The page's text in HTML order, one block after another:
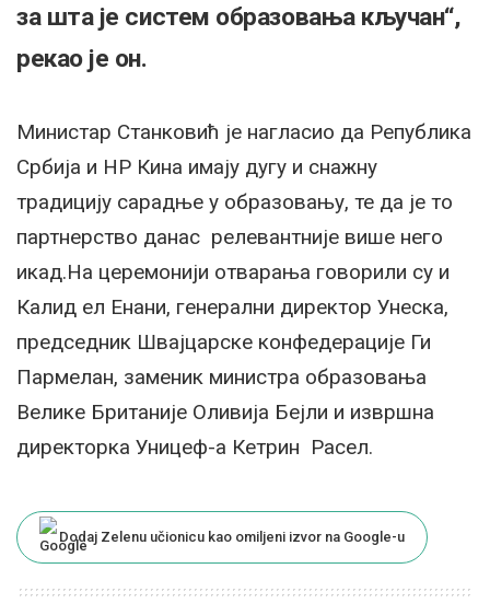
за шта је систем образовања кључан“,
рекао је он.
Министар Станковић је нагласио да Република
Србија и НР Кина имају дугу и снажну
традицију сарадње у образовању, те да је то
партнерство данас релевантније више него
икад.На церемонији отварања говорили су и
Калид ел Енани, генерални директор Унеска,
председник Швајцарске конфедерације Ги
Пармелан, заменик министра образовања
Велике Британије Оливија Бејли и извршна
директорка Уницеф-а Кетрин Расел.
Dodaj Zelenu učionicu kao omiljeni izvor na Google-u